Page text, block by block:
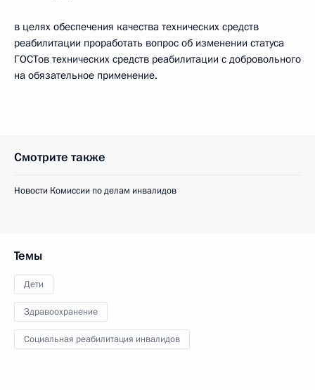
в целях обеспечения качества технических средств
реабилитации проработать вопрос об изменении статуса
ГОСТов технических средств реабилитации с добровольного
на обязательное применение.
Смотрите также
Новости Комиссии по делам инвалидов
Темы
Дети
Здравоохранение
Социальная реабилитация инвалидов